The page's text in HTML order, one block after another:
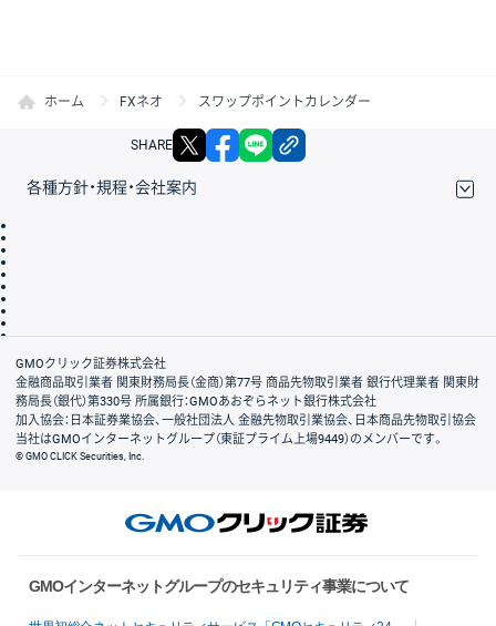
ホーム FXネオ スワップポイントカレンダー
SHARE X facebook
各種方針・規程・会社案内
会社案内
GMOクリック証券株式会社
金融商品取引業者 関東財務局長（金商）第77号 商品先物取引業者 銀行代理業者 関東財
務局長（銀代）第330号 所属銀行：GMOあおぞらネット銀行株式会社
加入協会：日本証券業協会、一般社団法人 金融先物取引業協会、日本商品先物取引協会
当社はGMOインターネットグループ（東証プライム上場9449）のメンバーです。
© GMO CLICK Securities, Inc.
GMOインターネットグループのセキュリティ事業について